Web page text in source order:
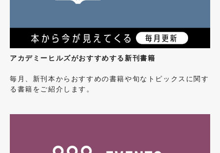
アカデミーヒルズがおすすめする新刊書籍
毎月、新刊本からおすすめの書籍や旬なトピックスに関す
る書籍をご紹介します。